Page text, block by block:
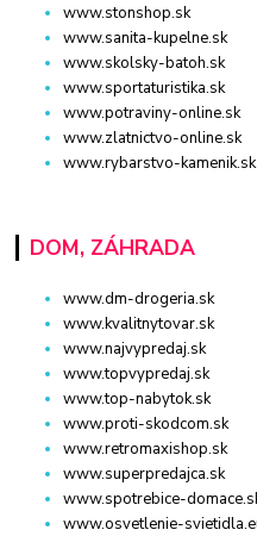
www.stonshop.sk
www.sanita-kupelne.sk
www.skolsky-batoh.sk
www.sportaturistika.sk
www.potraviny-online.sk
www.zlatnictvo-online.sk
www.rybarstvo-kamenik.sk
DOM, ZÁHRADA
www.dm-drogeria.sk
www.kvalitnytovar.sk
www.najvypredaj.sk
www.topvypredaj.sk
www.top-nabytok.sk
www.proti-skodcom.sk
www.retromaxishop.sk
www.superpredajca.sk
www.spotrebice-
www.osvetlenie-